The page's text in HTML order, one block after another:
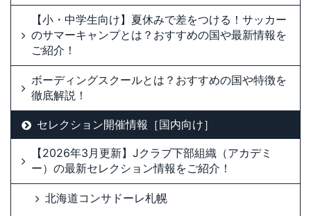
【小・中学生向け】夏休みで差をつける！サッカー
のサマーキャンプとは？おすすめの国や最新情報を
ご紹介！
ボーディングスクールとは？おすすめの国や特徴を
徹底解説！
セレクション開催情報［国内向け］
【2026年3月更新】Jクラブ下部組織（アカデミ
ー）の最新セレクション情報をご紹介！
北海道コンサドーレ札幌